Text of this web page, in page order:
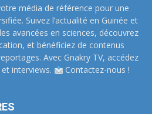
média de référence pour une
Suivez l’actualité en Guinée et
avancées en sciences, découvrez
et bénéficiez de contenus
Avec Gnakry TV, accédez
interviews.
Contactez-nous !